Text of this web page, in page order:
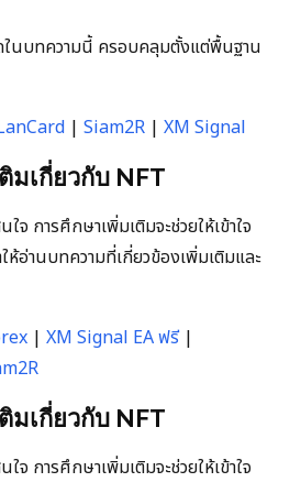
ในบทความนี้ ครอบคลุมตั้งแต่พื้นฐาน
| Siam2R | XM Signal
มเกี่ยวกับ NFT
การศึกษาเพิ่มเติมจะช่วยให้เข้าใจ
ห้อ่านบทความที่เกี่ยวข้องเพิ่มเติมและ
| XM Signal EA ฟรี|
มเกี่ยวกับ NFT
การศึกษาเพิ่มเติมจะช่วยให้เข้าใจ